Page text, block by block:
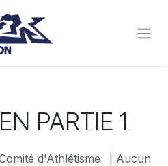
PARTIE 1
d'Athlétisme
| Aucun